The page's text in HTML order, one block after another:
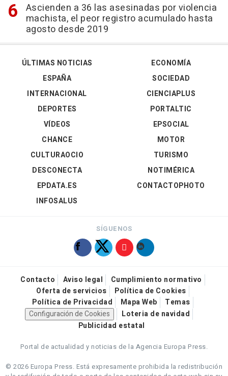
Ascienden a 36 las asesinadas por violencia
machista, el peor registro acumulado hasta
agosto desde 2019
ÚLTIMAS NOTICIAS
ESPAÑA
INTERNACIONAL
DEPORTES
VÍDEOS
ECONOMÍA
SOCIEDAD
CIENCIAPLUS
PORTALTIC
EPSOCIAL
CHANCE
CULTURAOCIO
DESCONECTA
EPDATA.ES
INFOSALUS
MOTOR
TURISMO
NOTIMÉRICA
CONTACTOPHOTO
SÍGUENOS
Contacto Aviso legal
Cumplimiento normativo
Oferta de servicios
Política de Cookies
Política de Privacidad
Mapa Web
Temas
Configuración de Cookies
Loteria de navidad
Publicidad estatal
Portal de actualidad y noticias de la Agencia Europa Press.
© 2026 Europa Press. Está expresamente prohibida la redistribución